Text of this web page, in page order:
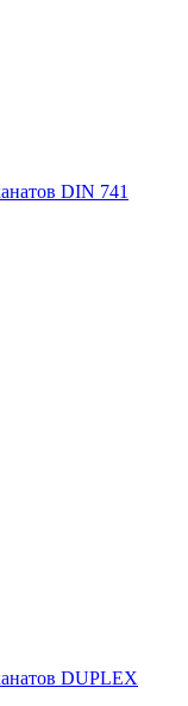
DIN 741
DUPLEX